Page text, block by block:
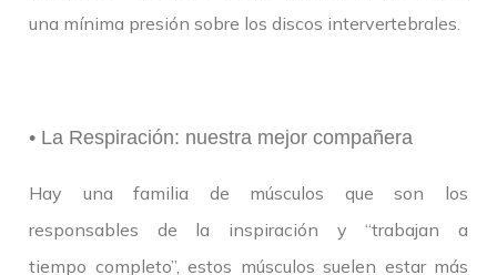
una mínima presión sobre los discos intervertebrales.
• La Respiración: nuestra mejor compañera
Hay una familia de músculos que son los
responsables de la inspiración y “trabajan a
tiempo completo”, estos músculos suelen estar más